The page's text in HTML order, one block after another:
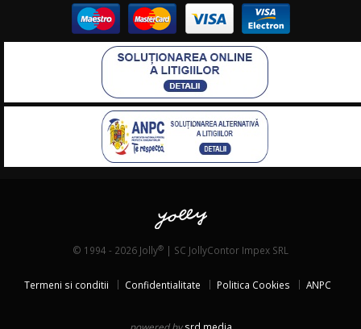
© 1994 - 2026 Jolly® | SC JollyContor Impex SRL
Termeni si conditii Confidentialitate Politica Cookies ANPC